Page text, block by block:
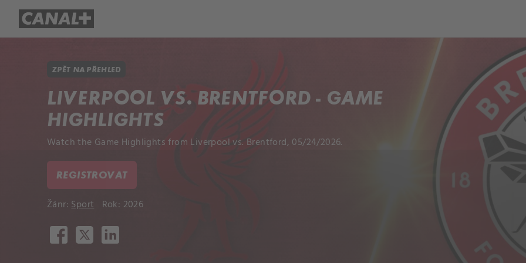
ZPĚT NA PŘEHLED
LIVERPOOL VS. BRENTFORD - GAME
HIGHLIGHTS
Watch the Game Highlights from Liverpool vs. Brentford, 05/24/2026.
REGISTROVAT
Žánr:Sport Rok: 2026